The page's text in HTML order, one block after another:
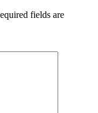
fields are